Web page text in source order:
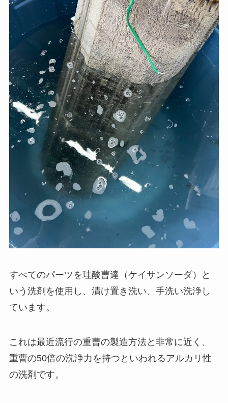
すべてのパーツを珪酸曹達（ケイサンソーダ）と
いう洗剤を使用し、漬け置き洗い、手洗い洗浄し
ています。
これは最近流行の重曹の製造方法と非常に近く、
重曹の50倍の洗浄力を持つといわれるアルカリ性
の洗剤です。